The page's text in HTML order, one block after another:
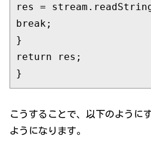
res = stream .
break;
return res;
こうすることで、以下のように
ようになります。